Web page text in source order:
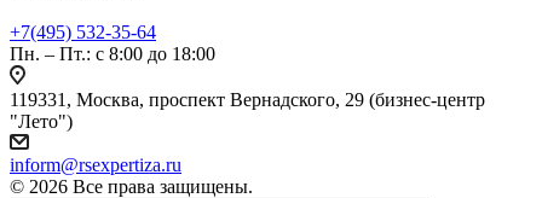
+7(495) 532-35-64
Пн. – Пт.: с 8:00 до 18:00
119331, Москва, проспект Вернадского, 29 (бизнес-центр
"Лето")
inform@rsexpertiza.ru
© 2026 Все права защищены.